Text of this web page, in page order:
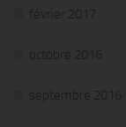
février 2017
octobre 2016
septembre 2016